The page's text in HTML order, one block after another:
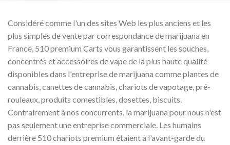
Considéré comme l'un des sites Web les plus anciens et les
plus simples de vente par correspondance de marijuana en
France, 510 premium Carts vous garantissent les souches,
concentrés et accessoires de vape de la plus haute qualité
disponibles dans l'entreprise de marijuana comme plantes de
cannabis, canettes de cannabis, chariots de vapotage, pré-
rouleaux, produits comestibles, dosettes, biscuits.
Contrairement à nos concurrents, la marijuana pour nous n'est
pas seulement une entreprise commerciale. Les humains
derrière 510 chariots premium étaient à l'avant-garde du